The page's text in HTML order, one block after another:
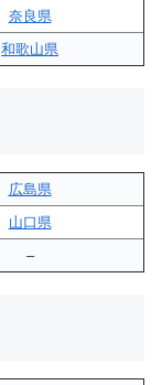
奈良県
和歌山県
広島県
山口県
–